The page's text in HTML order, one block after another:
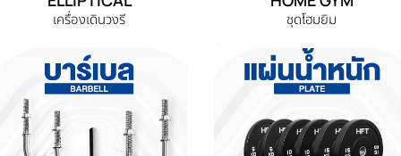
เครื่องเดินวงรี ชุดโฮมยิม